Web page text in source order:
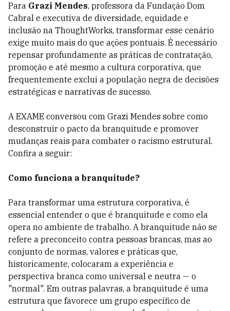
Para Grazi Mendes, professora da Fundação Dom
Cabral e executiva de diversidade, equidade e
inclusão na ThoughtWorks, transformar esse cenário
exige muito mais do que ações pontuais. É necessário
repensar profundamente as práticas de contratação,
promoção e até mesmo a cultura corporativa, que
frequentemente exclui a população negra de decisões
estratégicas e narrativas de sucesso.
A EXAME conversou com Grazi Mendes sobre como
desconstruir o pacto da branquitude e promover
mudanças reais para combater o racismo estrutural.
Confira a seguir:
Como funciona a branquitude?
Para transformar uma estrutura corporativa, é
essencial entender o que é branquitude e como ela
opera no ambiente de trabalho. A branquitude não se
refere a preconceito contra pessoas brancas, mas ao
conjunto de normas, valores e práticas que,
historicamente, colocaram a experiência e
perspectiva branca como universal e neutra — o
"normal". Em outras palavras, a branquitude é uma
estrutura que favorece um grupo específico de